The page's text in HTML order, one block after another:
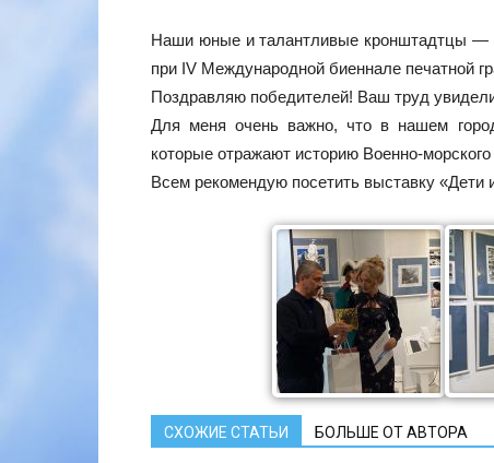
Наши юные и талантливые кронштадтцы —
при IV Международной биеннале печатной
Поздравляю победителей! Ваш труд
Для меня очень важно, что в нашем
которые отражают историю Военно-
Всем рекомендую посетить выставку «Дети
СХОЖИЕ СТАТЬИ БОЛЬШЕ ОТ АВТОРА